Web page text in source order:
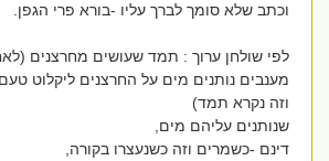
וכתב שלא סומך לברך עליו -בורא פרי הגפן.
לפי שולחן ערוך : תמד שעושים מחרצנים
מענבים נותנים מים על החרצנים ליקלוט טעם
וזה נקרא תמד)
שנותנים עליהם מים,
דינם -כשמרים וזה כשנעצרו בקורה,